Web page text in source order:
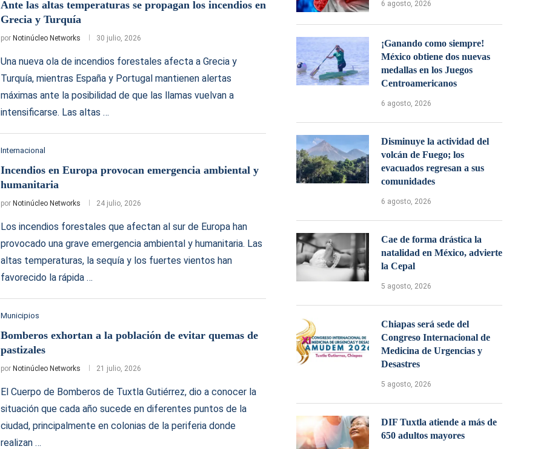
Ante las altas temperaturas se propagan los incendios en
Grecia y Turquía
por Notinúcleo Networks 30 julio, 2026
Una nueva ola de incendios forestales afecta a Grecia y
Turquía, mientras España y Portugal mantienen alertas
máximas ante la posibilidad de que las llamas vuelvan a
intensificarse. Las altas …
Internacional
Incendios en Europa provocan emergencia ambiental y
humanitaria
por Notinúcleo Networks 24 julio, 2026
Los incendios forestales que afectan al sur de Europa han
provocado una grave emergencia ambiental y humanitaria. Las
altas temperaturas, la sequía y los fuertes vientos han
favorecido la rápida …
Municipios
Bomberos exhortan a la población de evitar quemas de
pastizales
por Notinúcleo Networks 21 julio, 2026
El Cuerpo de Bomberos de Tuxtla Gutiérrez, dio a conocer la
situación que cada año sucede en diferentes puntos de la
ciudad, principalmente en colonias de la periferia donde
realizan …
6 agosto, 2026
¡Ganando como siempre!
México obtiene dos nuevas
medallas en los Juegos
Centroamericanos
6 agosto, 2026
Disminuye la actividad del
volcán de Fuego; los
evacuados regresan a sus
comunidades
6 agosto, 2026
Cae de forma drástica la
natalidad en México, advierte
la Cepal
5 agosto, 2026
Chiapas será sede del
Congreso Internacional de
Medicina de Urgencias y
Desastres
5 agosto, 2026
DIF Tuxtla atiende a más de
650 adultos mayores